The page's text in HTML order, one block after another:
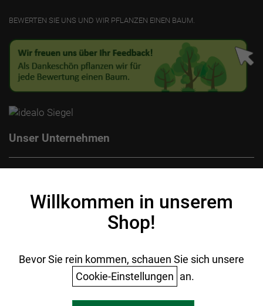
BEWERTEN SIE UNS UND WIR PFLANZEN EINEN BAUM.
Unser Unternehmen
Datenschutz
Ihr Einkauf
Willkommen in unserem
Shop!
Bevor Sie rein kommen, schauen Sie sich unsere
Cookie-Einstellungen an.